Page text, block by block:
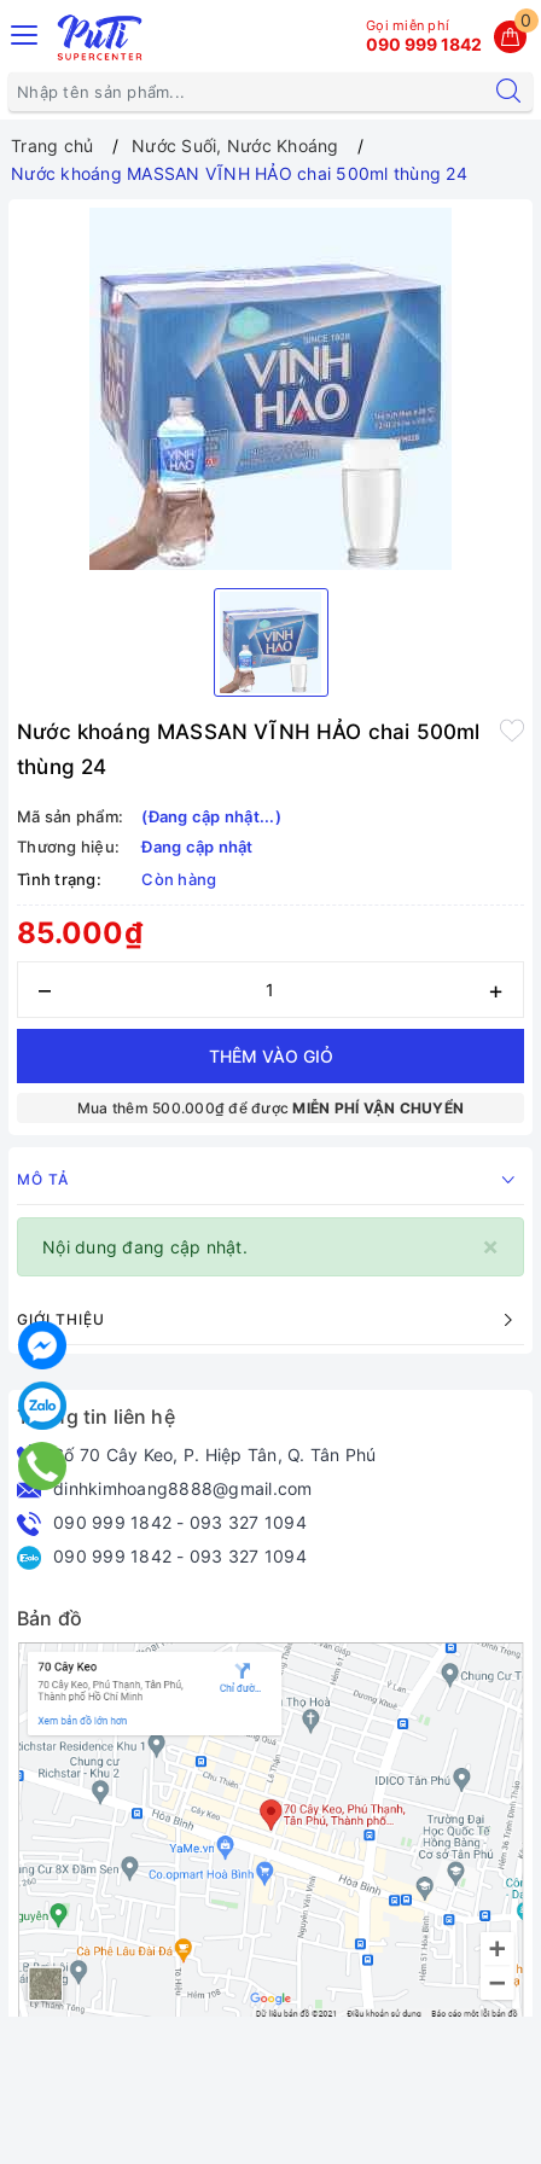
0
Gọi miễn phí
090 999 1842
Trang chủ
Nước Suối, Nước Khoáng
Nước khoáng MASSAN VĨNH HẢO chai 500ml thùng 24
Nước khoáng MASSAN VĨNH HẢO chai 500ml
thùng 24
Mã sản phẩm:
(Đang cập nhật...)
Thương hiệu:
Đang cập nhật
Tình trạng:
Còn hàng
85.000₫
– +
THÊM VÀO GIỎ
Mua thêm 500.000₫ để đượcMIỄN PHÍ VẬN CHUYỂN
MÔ TẢ
×
Nội dung đang cập nhật.
GIỚI THIỆU
Thông tin liên hệ
Số 70 Cây Keo, P. Hiệp Tân, Q. Tân Phú
dinhkimhoang8888@gmail.com
090 999 1842 - 093 327 1094
090 999 1842 - 093 327 1094
Bản đồ